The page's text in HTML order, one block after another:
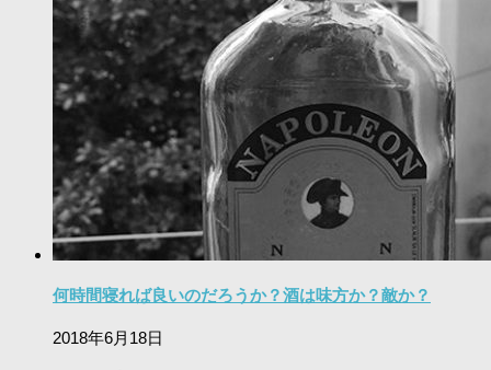
何時間寝れば良いのだろうか？酒は味方か？敵か？
2018年6月18日